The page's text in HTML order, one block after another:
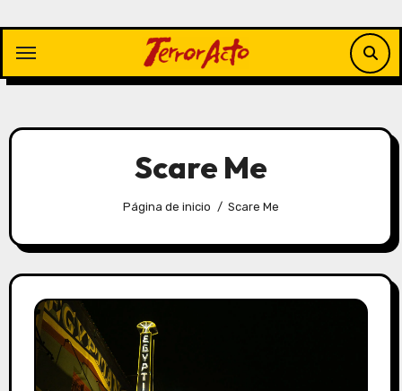
contenido
Scare Me
Página de inicio Scare Me